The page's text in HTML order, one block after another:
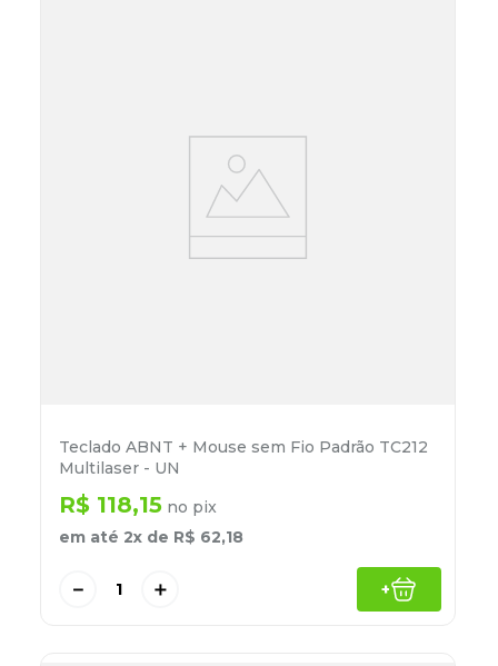
Teclado ABNT + Mouse sem Fio Padrão TC212
Multilaser - UN
R$ 118,15 no pix
em até 2x de R$ 62,18
＋
－ +